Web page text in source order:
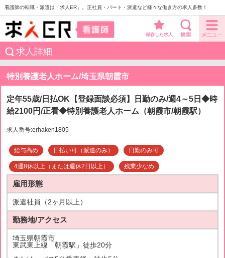
看護師の転職・派遣は「求人ER」。正社員・パート・派遣など様々な働き方の求人多数！
保存した求人
求人詳細
特別養護老人ホーム/埼玉県朝霞市
定年55歳/日払OK【登録面談必須】日勤のみ/週4～5日◆時
給2100円/正看◆特別養護老人ホーム（朝霞市/朝霞駅）
求人番号:erhaken1805
給与高め 日払い可（派遣のみ） 日勤のみ可
4週8休以上（または週休2日以上） 残業少なめ
雇用形態
派遣社員（2ヶ月以上）
勤務地/アクセス
埼玉県朝霞市
東武東上線「朝霞駅」徒歩20分